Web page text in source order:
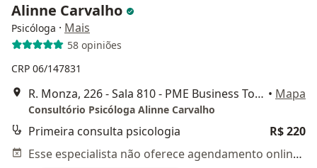
Alinne Carvalho
Psicóloga · Mais
58 opiniões
CRP 06/147831
R. Monza, 226 - Sala 810 - PME Business Tower, Palhoça • Mapa
Consultório Psicóloga Alinne Carvalho
Primeira consulta psicologia
R$ 220
Esse especialista não oferece agendamento online para esse endereço.